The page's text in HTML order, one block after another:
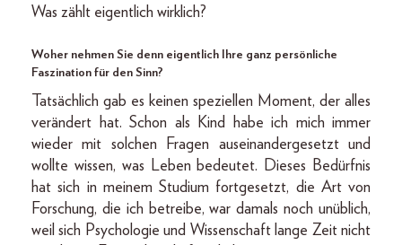
Was zählt eigentlich wirklich?
Woher nehmen Sie denn eigentlich Ihre ganz persönliche
Faszination für den Sinn?
Tatsächlich gab es keinen speziellen Moment, der alles
verändert hat. Schon als Kind habe ich mich immer
wieder mit solchen Fragen auseinandergesetzt und
wollte wissen, was Leben bedeutet. Dieses Bedürfnis
hat sich in meinem Studium fortgesetzt, die Art von
Forschung, die ich betreibe, war damals noch unüblich,
weil sich Psychologie und Wissenschaft lange Zeit nicht